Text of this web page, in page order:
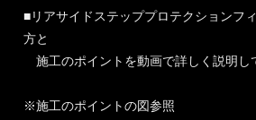
■リアサイドステッププロテクションフ
方と
施工のポイントを動画で詳しく説明し
※施工のポイントの図参照